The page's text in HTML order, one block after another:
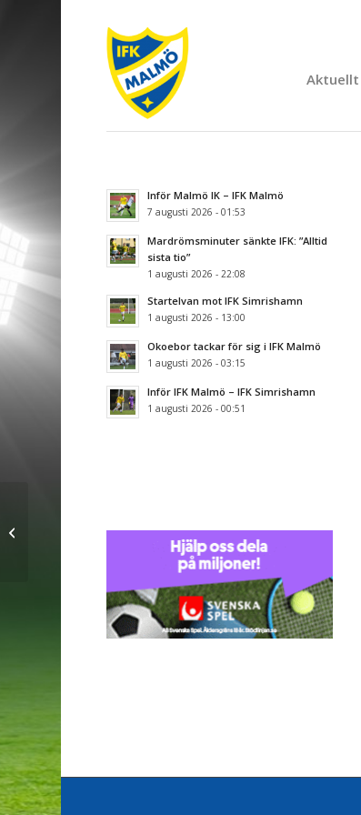
Aktuellt
Inför Malmö IK – IFK Malmö
7 augusti 2026 - 01:53
Mardrömsminuter sänkte IFK: ”Alltid
sista tio”
1 augusti 2026 - 22:08
Startelvan mot IFK Simrishamn
1 augusti 2026 - 13:00
Okoebor tackar för sig i IFK Malmö
1 augusti 2026 - 03:15
Inför IFK Malmö – IFK Simrishamn
1 augusti 2026 - 00:51
Matchid: 4436 – Wiktoria Motyka